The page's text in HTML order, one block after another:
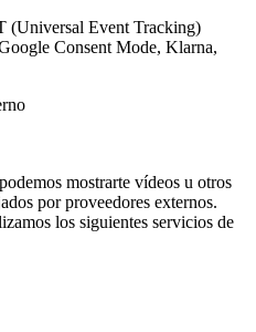
(Universal Event Tracking)
Consent Mode, Klarna,
mostrarte vídeos u otros
por proveedores externos.
los siguientes servicios de